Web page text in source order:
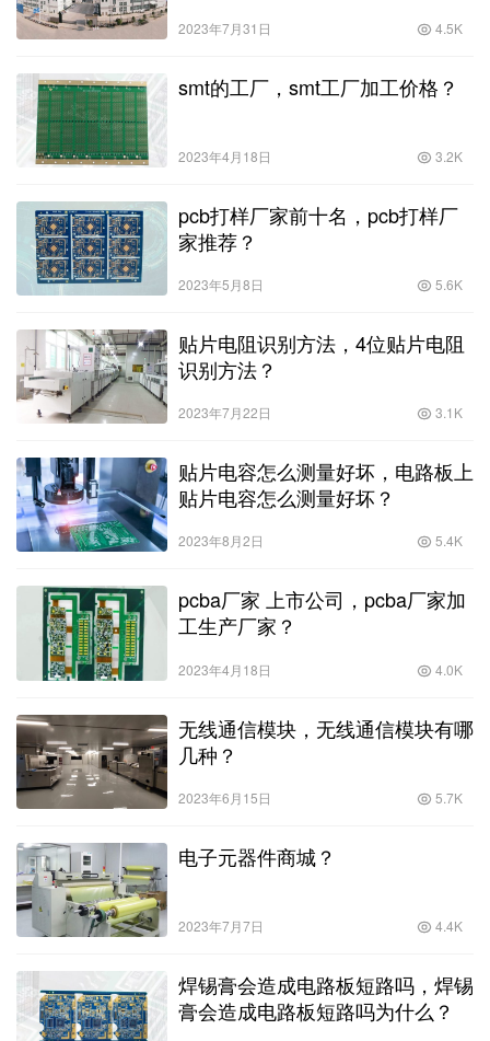
2023年7月31日 4.5K
smt的工厂，smt工厂加工价格？
2023年4月18日 3.2K
pcb打样厂家前十名，pcb打样厂
家推荐？
2023年5月8日 5.6K
贴片电阻识别方法，4位贴片电阻
识别方法？
2023年7月22日 3.1K
贴片电容怎么测量好坏，电路板上
贴片电容怎么测量好坏？
2023年8月2日 5.4K
pcba厂家 上市公司，pcba厂家加
工生产厂家？
2023年4月18日 4.0K
无线通信模块，无线通信模块有哪
几种？
2023年6月15日 5.7K
电子元器件商城？
2023年7月7日 4.4K
焊锡膏会造成电路板短路吗，焊锡
膏会造成电路板短路吗为什么？